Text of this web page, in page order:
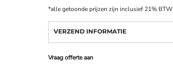
*alle getoonde prijzen zijn inclusief 21% BTW
VERZEND INFORMATIE
Vraag offerte aan